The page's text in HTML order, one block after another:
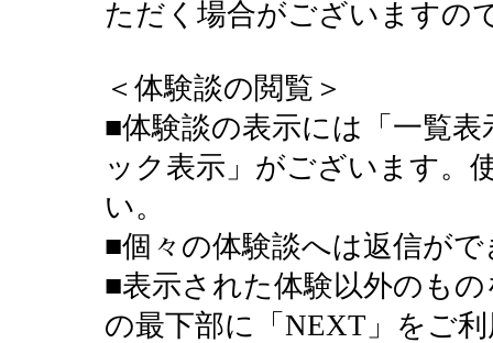
ただく場合がございますの
＜体験談の閲覧＞
■体験談の表示には「一覧
ック表示」がございます。
い。
■個々の体験談へは返信が
■表示された体験以外のも
の最下部に「NEXT」をご